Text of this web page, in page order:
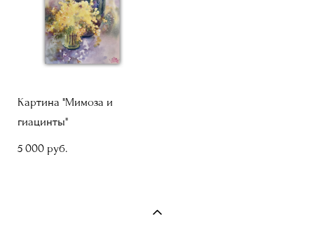
Картина "Мимоза и
гиацинты"
5 000 pуб.